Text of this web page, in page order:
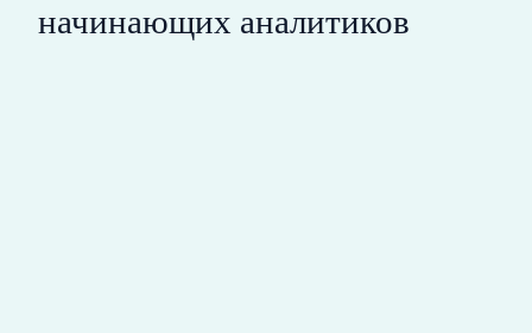
начинающих аналитиков